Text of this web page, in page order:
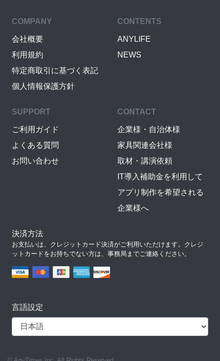
COMPANY
会社概要
利用規約
特定商取引に基づく表記
個人情報保護方針
CONTENTS
ANYLIFE
NEWS
SUPPORT
ご利用ガイド
よくある質問
お問い合わせ
CONTACT
企業様・自治体様
家具関連会社様
取材・講演依頼
IT導入補助金を利用して
アプリ制作を希望される
企業様へ
決済方法
お支払いは、クレジットカード決済がご利用いただけます。クレジ
ットカードをお持ちでない方は、事務局までご連絡ください。
言語設定